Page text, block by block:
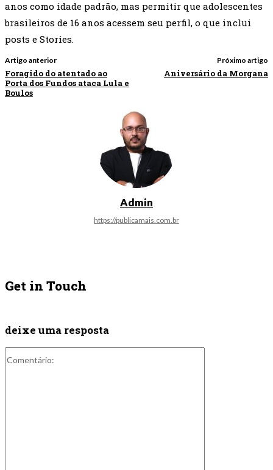
anos como idade padrão, mas permitir que adolescentes
brasileiros de 16 anos acessem seu perfil, o que inclui
posts e Stories.
Artigo anterior
Foragido do atentado ao
Porta dos Fundos ataca Lula e
Boulos
Próximo artigo
Aniversário da Morgana
Admin
https://publicamais.com.br
Get in Touch
deixe uma resposta